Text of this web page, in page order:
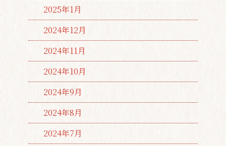
2025年1月
2024年12月
2024年11月
2024年10月
2024年9月
2024年8月
2024年7月